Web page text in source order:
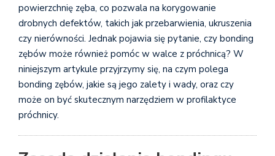
powierzchnię zęba, co pozwala na korygowanie
drobnych defektów, takich jak przebarwienia, ukruszenia
czy nierówności. Jednak pojawia się pytanie, czy bonding
zębów może również pomóc w walce z próchnicą? W
niniejszym artykule przyjrzymy się, na czym polega
bonding zębów, jakie są jego zalety i wady, oraz czy
może on być skutecznym narzędziem w profilaktyce
próchnicy.